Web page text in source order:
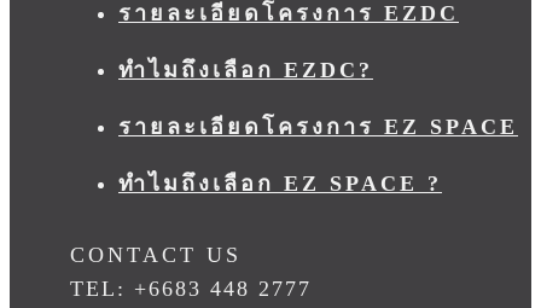
รายละเอียดโครงการ EZDC
ทำไมถึงเลือก EZDC?
รายละเอียดโครงการ EZ SPACE
ทำไมถึงเลือก EZ SPACE ?
CONTACT US
TEL: +6683 448 2777